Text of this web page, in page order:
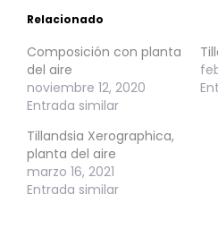
Relacionado
Composición con planta
del aire
noviembre 12, 2020
Entrada similar
Tillandsia Xerographica,
planta del aire
marzo 16, 2021
Entrada similar